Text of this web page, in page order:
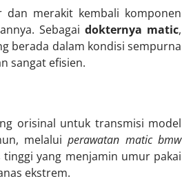
dan merakit kembali komponen
Sebagai dokternya matic,
berada dalam kondisi sempurna
sangat efisien.
orisinal untuk transmisi model
melaluiperawatan matic bmw
yang menjamin umur pakai
ekstrem.